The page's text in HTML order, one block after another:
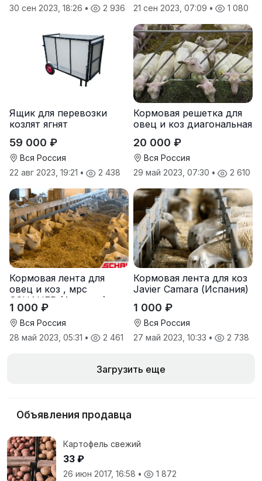
30 сен 2023, 18:26 • 2 936
21 сен 2023, 07:09 • 1 080
Ящик для перевозки
козлят ягнят
59 000 ₽
Вся Россия
22 авг 2023, 19:21 • 2 438
Кормовая решетка для
овец и коз диагональная
20 000 ₽
Вся Россия
29 май 2023, 07:30 • 2 610
Кормовая лента для
овец и коз , мрс
SCHAUER (Австрия)
1 000 ₽
Вся Россия
28 май 2023, 05:31 • 2 461
Кормовая лента для коз
Javier Camara (Испания)
1 000 ₽
Вся Россия
27 май 2023, 10:33 • 2 738
Загрузить еще
Объявления продавца
Картофель свежий
33 ₽
26 июн 2017, 16:58 • 1 872